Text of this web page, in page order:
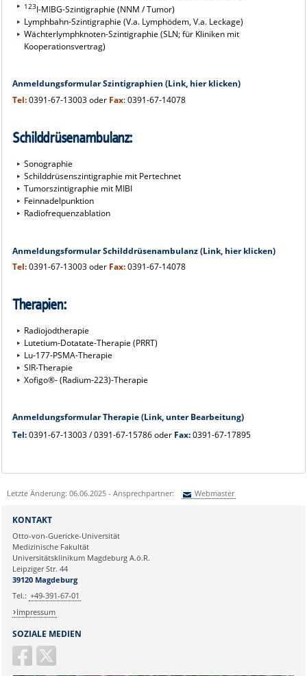
123I-MIBG-Szintigraphie (NNM / Tumor)
Lymphbahn-Szintigraphie (V.a. Lymphödem, V.a. Leckage)
Wächterlymphknoten-Szintigraphie (SLN; für Kliniken mit
Kooperationsvertrag)
Anmeldungsformular Szintigraphien (Link, hier klicken)
Tel:0391-67-13003 oderFax: 0391-67-14078
Schilddrüsenambulanz:
Sonographie
Schilddrüsenszintigraphie mit Pertechnet
Tumorszintigraphie mit MIBI
Feinnadelpunktion
Radiofrequenzablation
Anmeldungsformular Schilddrüsenambulanz (Link, hier klicken)
Tel:0391-67-13003 oderFax:0391-67-14078
Therapien:
Radiojodtherapie
Lutetium-Dotatate-Therapie (PRRT)
Lu-177-PSMA-Therapie
SIR-Therapie
Xofigo®- (Radium-223)-Therapie
Anmeldungsformular Therapie (Link, unter Bearbeitung)
Tel:0391-67-13003 / 0391-67-15786 oder Fax:0391-67-17895
Letzte Änderung: 06.06.2025 - Ansprechpartner: Webmaster
Ihre E-Mailadresse:
Ihr Anliegen:
SOZIALE MEDIEN
KONTAKT
Otto-von-Guericke-Universität
Medizinische Fakultät
Universitätsklinikum Magdeburg A.ö.R.
Leipziger Str. 44
39120 Magdeburg
Tel.: +49-391-67-01
Impressum